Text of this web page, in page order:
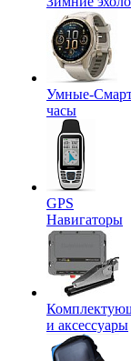
Умные-
часы
GPS
Навигаторы
и аксессуары